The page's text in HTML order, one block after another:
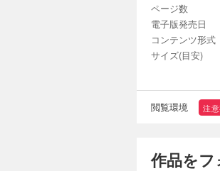
ページ数
電子版発売日
コンテンツ形式
サイズ(目安)
閲覧環境 注
作品をフ